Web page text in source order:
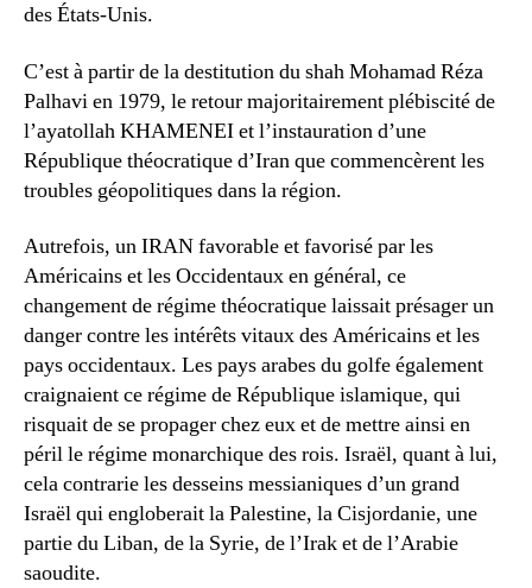
des États-Unis.
C’est à partir de la destitution du shah Mohamad Réza
Palhavi en 1979, le retour majoritairement plébiscité de
l’ayatollah KHAMENEI et l’instauration d’une
République théocratique d’Iran que commencèrent les
troubles géopolitiques dans la région.
Autrefois, un IRAN favorable et favorisé par les
Américains et les Occidentaux en général, ce
changement de régime théocratique laissait présager un
danger contre les intérêts vitaux des Américains et les
pays occidentaux. Les pays arabes du golfe également
craignaient ce régime de République islamique, qui
risquait de se propager chez eux et de mettre ainsi en
péril le régime monarchique des rois. Israël, quant à lui,
cela contrarie les desseins messianiques d’un grand
Israël qui engloberait la Palestine, la Cisjordanie, une
partie du Liban, de la Syrie, de l’Irak et de l’Arabie
saoudite.